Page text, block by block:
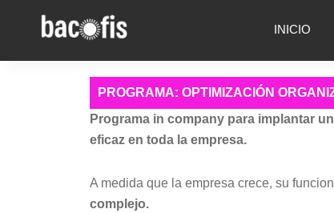
INICIO
PROGRAMA: OPTIMIZACIÓN
Programa in company para implantar
eficaz en toda la empresa.
A medida que la empresa crece, su
complejo.